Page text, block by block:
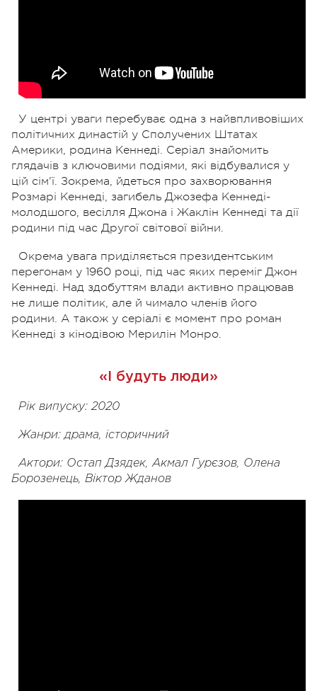
У центрі уваги перебуває одна з найвпливовіших
політичних династій у Сполучених Штатах
Америки, родина Кеннеді. Серіал знайомить
глядачів з ключовими подіями, які відбувалися у
цій сім'ї. Зокрема, йдеться про захворювання
Розмарі Кеннеді, загибель Джозефа Кеннеді-
молодшого, весілля Джона і Жаклін Кеннеді та дії
родини під час Другої світової війни.
Окрема увага приділяється президентським
перегонам у 1960 році, під час яких переміг Джон
Кеннеді. Над здобуттям влади активно працював
не лише політик, але й чимало членів його
родини. А також у серіалі є момент про роман
Кеннеді з кінодівою Мерилін Монро.
«І будуть люди»
Рік випуску: 2020
Жанри: драма, історичний
Актори: Остап Дзядек, Акмал Гурєзов, Олена
Борозенець, Віктор Жданов